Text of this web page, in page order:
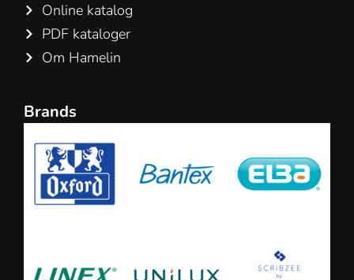
Online katalog
PDF kataloger
Om Hamelin
Brands